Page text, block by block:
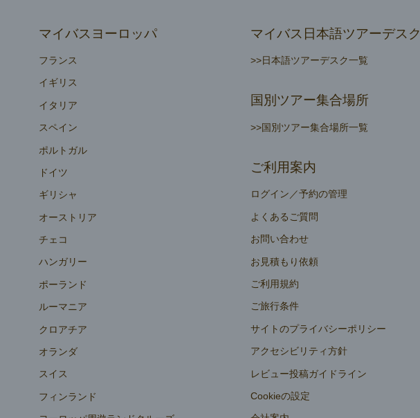
マイバスヨーロッパ
フランス
イギリス
イタリア
スペイン
ポルトガル
ドイツ
ギリシャ
オーストリア
チェコ
ハンガリー
ポーランド
ルーマニア
クロアチア
オランダ
スイス
フィンランド
マイバス日本語ツアーデスク
>>日本語ツアーデスク一覧
国別ツアー集合場所
>>国別ツアー集合場所一覧
ご利用案内
ログイン／予約の管理
よくあるご質問
お問い合わせ
お見積もり依頼
ご利用規約
ご旅行条件
サイトのプライバシーポリシー
アクセシビリティ方針
レビュー投稿ガイドライン
Cookieの設定